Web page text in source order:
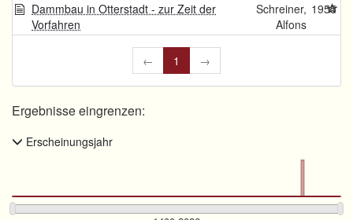
Dammbau in Otterstadt - zur Zeit der
Vorfahren
Schreiner,
Alfons
1955
← 1 →
Ergebnisse eingrenzen:
Erscheinungsjahr